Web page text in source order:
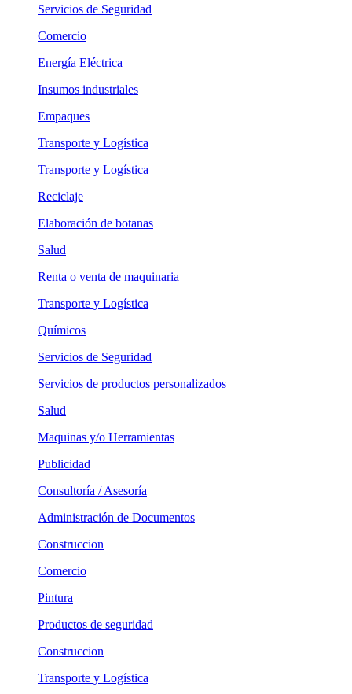
Servicios de Seguridad
Comercio
Energía Eléctrica
Insumos industriales
Empaques
Transporte y Logística
Transporte y Logística
Reciclaje
Elaboración de botanas
Salud
Renta o venta de maquinaria
Transporte y Logística
Químicos
Servicios de Seguridad
Servicios de productos personalizados
Salud
Maquinas y/o Herramientas
Publicidad
Consultoría / Asesoría
Administración de Documentos
Construccion
Comercio
Pintura
Productos de seguridad
Construccion
Transporte y Logística